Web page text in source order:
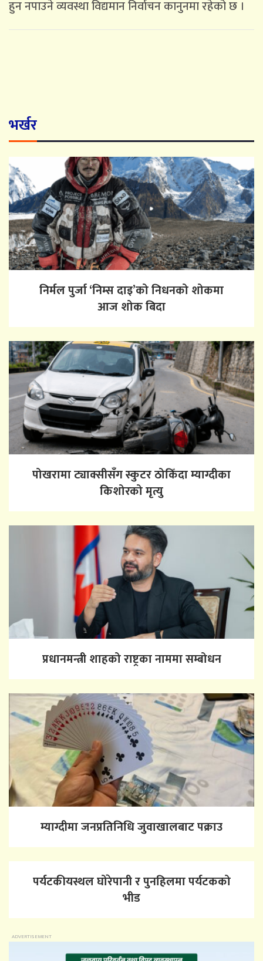
हुन नपाउने व्यवस्था विद्यमान निर्वाचन कानुनमा रहेको छ ।
भर्खर
निर्मल पुर्जा ‘निम्स दाइ’को निधनको शोकमा
आज शोक बिदा
पोखरामा ट्याक्सीसँग स्कुटर ठोकिँदा म्याग्दीका
किशोरको मृत्यु
प्रधानमन्त्री शाहको राष्ट्रका नाममा सम्बोधन
म्याग्दीमा जनप्रतिनिधि जुवाखालबाट पक्राउ
पर्यटकीयस्थल घोरेपानी र पुनहिलमा पर्यटकको
भीड